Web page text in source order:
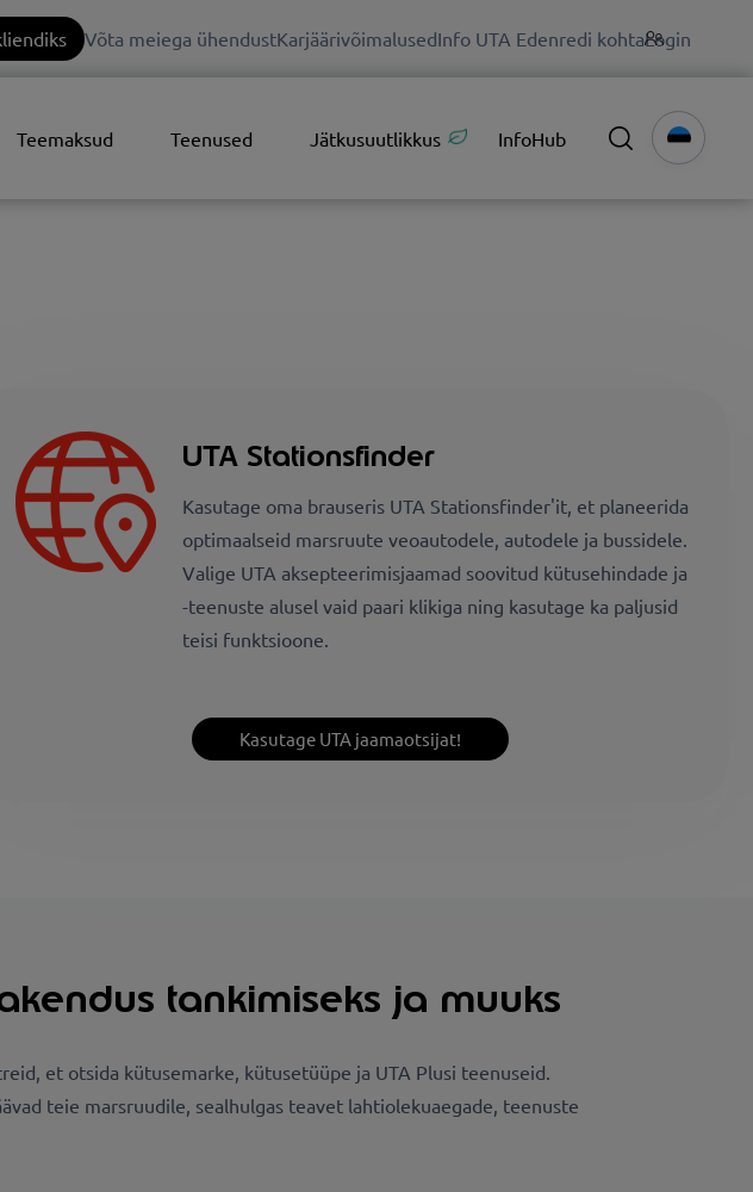
Võta meiega ühendustKarjäärivõimalusedInfo UTA Edenredi kohtaLogin
Teemaksud Teenused Jätkusuutlikkus InfoHub
UTA Stationsfinder
Kasutage oma brauseris UTA Stationsfinder'it, et planeerida
optimaalseid marsruute veoautodele, autodele ja bussidele.
Valige UTA aksepteerimisjaamad soovitud kütusehindade ja
-teenuste alusel vaid paari klikiga ning kasutage ka paljusid
teisi funktsioone.
Kasutage UTA jaamaotsijat!
tankimiseks ja muuks
et otsida kütusemarke, kütusetüüpe ja UTA Plusi teenuseid.
teie marsruudile, sealhulgas teavet lahtiolekuaegade, teenuste